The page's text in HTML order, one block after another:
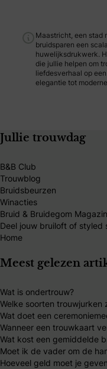
Maastricht, een stad
bruidsparen een
huwelijksdrukwerk.
die jullie helpen om
liefdesverhaal op
elegantie tot
Jullie trouwdag
B&B Club
Trouwblog
Bruidsbeurzen
Winacties
Bruid & Bruidegom
Deel jouw bruiloft of styled
Home
Meest gelezen
Wat is ondertrouw?
Welke soorten trouwjurken
Wat doet een
Wanneer een trouwkaart
Wat kost een gemiddelde
Moet ik de vader om de
Hoeveel geld moet je